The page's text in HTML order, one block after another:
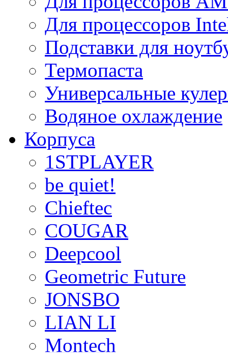
Для процессоров
Подставки для
Термопаста
Универсальные
Водяное охлаждение
Корпуса
1STPLAYER
be quiet!
Chieftec
COUGAR
Deepcool
Geometric Future
JONSBO
LIAN LI
Montech